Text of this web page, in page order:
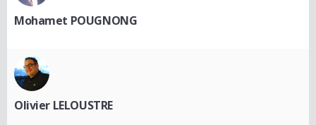
Mohamet POUGNONG
Olivier LELOUSTRE